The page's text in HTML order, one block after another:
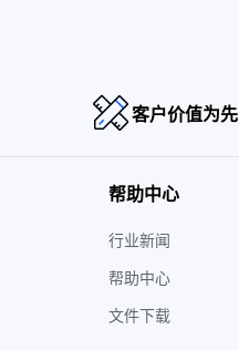
客户价值为先
帮助中心
行业新闻
帮助中心
文件下载